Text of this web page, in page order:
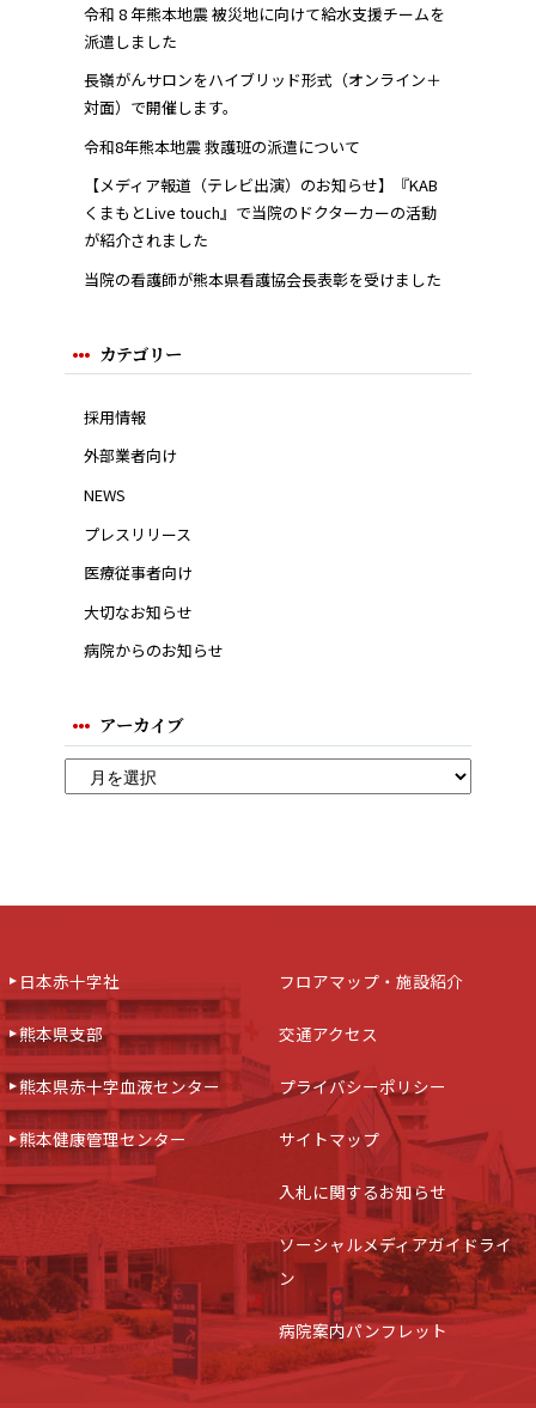
令和 8 年熊本地震 被災地に向けて給水支援チームを
派遣しました
長嶺がんサロンをハイブリッド形式（オンライン＋
対面）で開催します。
令和8年熊本地震 救護班の派遣について
【メディア報道（テレビ出演）のお知らせ】『KAB
くまもとLive touch』で当院のドクターカーの活動
が紹介されました
当院の看護師が熊本県看護協会長表彰を受けました
カテゴリー
採用情報
外部業者向け
NEWS
プレスリリース
医療従事者向け
大切なお知らせ
病院からのお知らせ
アーカイブ
日本赤十字社
熊本県支部
熊本県赤十字血液センター
熊本健康管理センター
フロアマップ・施設紹介
交通アクセス
プライバシーポリシー
サイトマップ
入札に関するお知らせ
ソーシャルメディアガイドライ
ン
病院案内パンフレット